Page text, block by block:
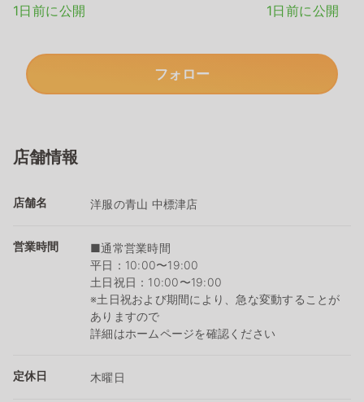
1日前に公開
1日前に公開
フォロー
店舗情報
店舗名 洋服の青山 中標津店
営業時間
■通常営業時間
平日：10:00〜19:00
土日祝日：10:00〜19:00
※土日祝および期間により、急な変動することが
ありますので
詳細はホームページを確認ください
定休日 木曜日